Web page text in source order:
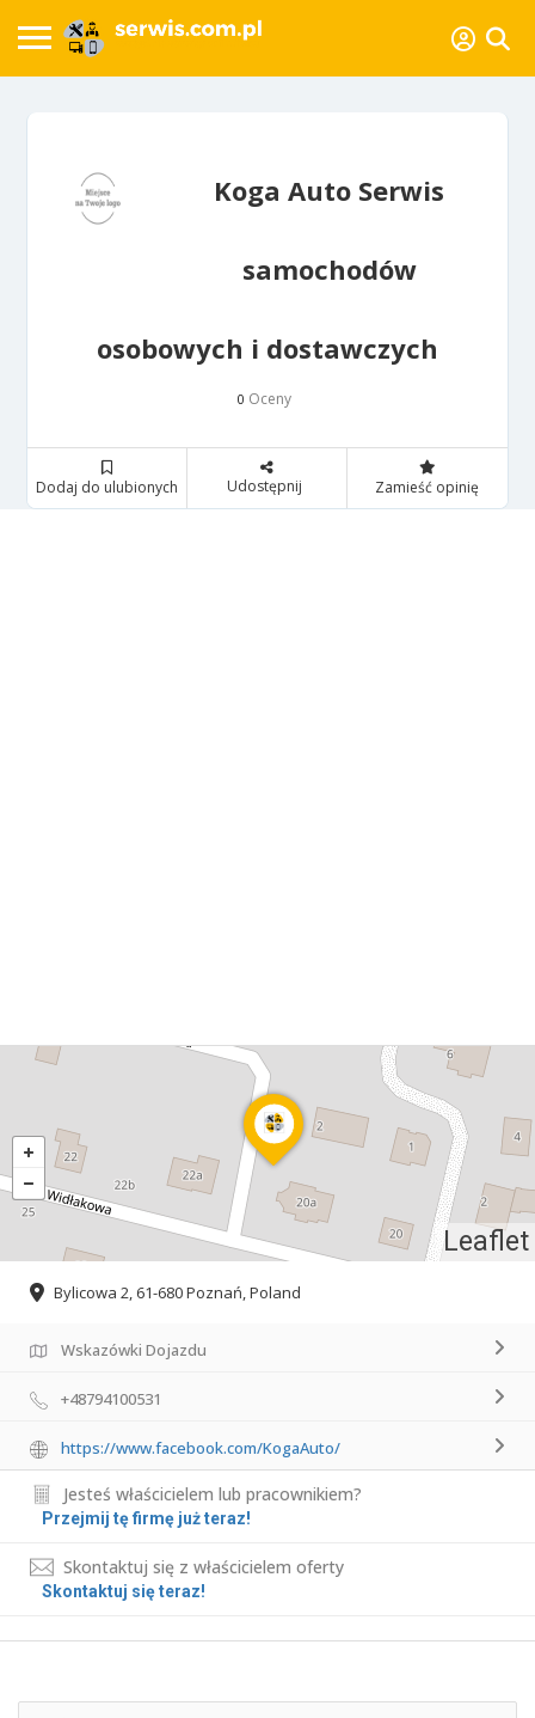
Koga Auto Serwis
samochodów
osobowych i dostawczych
0 Oceny
Dodaj do ulubionych Udostępnij Zamieść opinię
Leaflet
Bylicowa 2, 61-680 Poznań, Poland
Wskazówki Dojazdu
+48794100531
https://www.facebook.com/KogaAuto/
Jesteś właścicielem lub pracownikiem?
Przejmij tę firmę już teraz!
Skontaktuj się z właścicielem oferty
Skontaktuj się teraz!